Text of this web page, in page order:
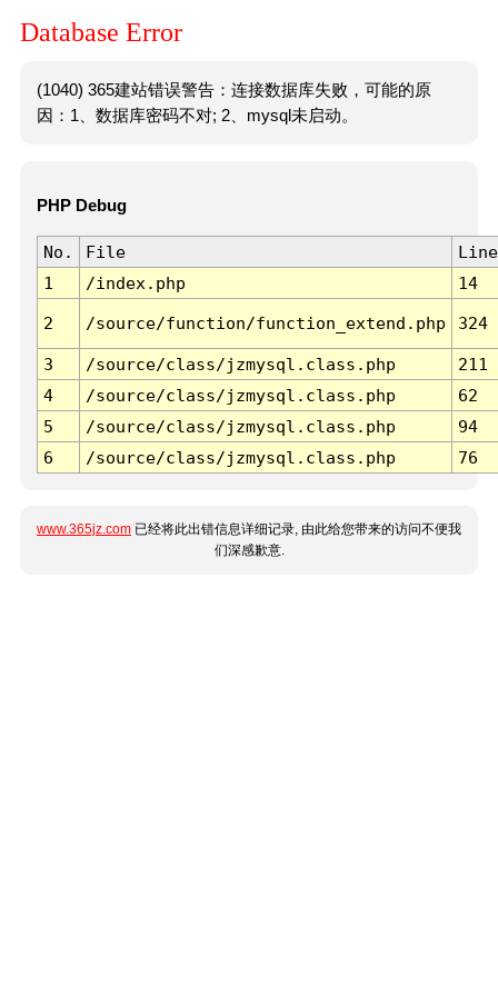
Database Error
(1040) 365建站错误警告：连接数据库失败，可能的原
因：1、数据库密码不对; 2、mysql未启动。
PHP Debug
No. File
Line
1
/index.php 14
2 /source/function/function_extend.php 324
3 /source/class/jzmysql.class.php
211
4
/source/class/jzmysql.class.php
62
5
/source/class/jzmysql.class.php
94
6
/source/class/jzmysql.class.php 76
www.365jz.com 已经将此出错信息详细记录, 由此给您带来的访问不便我
们深感歉意.